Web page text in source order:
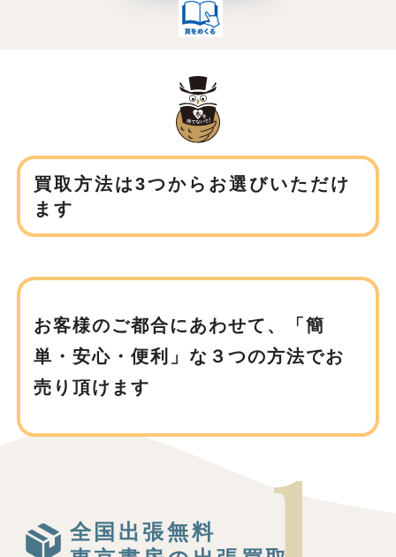
買取方法は3つからお選びいただけ
ます
お客様のご都合にあわせて、
「簡
単・安心・便利」な３つの方法でお
売り頂けます
全国出張無料